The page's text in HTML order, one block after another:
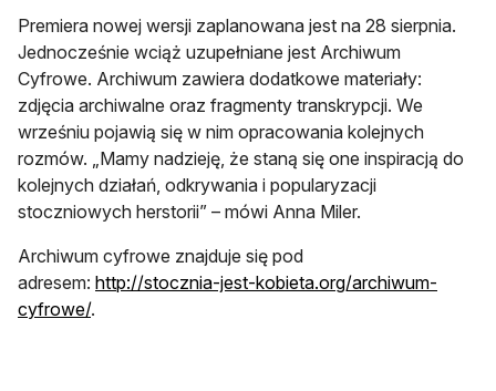
Premiera nowej wersji zaplanowana jest na 28 sierpnia.
Jednocześnie wciąż uzupełniane jest Archiwum
Cyfrowe. Archiwum zawiera dodatkowe materiały:
zdjęcia archiwalne oraz fragmenty transkrypcji. We
wrześniu pojawią się w nim opracowania kolejnych
rozmów. „Mamy nadzieję, że staną się one inspiracją do
kolejnych działań, odkrywania i popularyzacji
stoczniowych herstorii” – mówi Anna Miler.
Archiwum cyfrowe znajduje się pod
adresem: http://stocznia-jest-kobieta.org/archiwum-
cyfrowe/otwiera się w nowej karcie
.